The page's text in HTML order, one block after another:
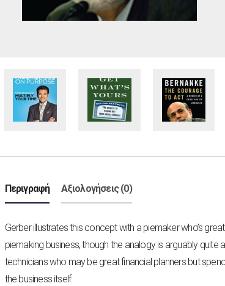
Περιγραφή Αξιολογήσεις (0)
Gerber illustrates this concept with a piemaker who’s
piemaking business, though the analogy is arguably
technicians who may be great financial planners but
the business itself.